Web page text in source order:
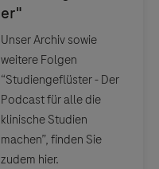
Unser Archiv sowie
weitere Folgen
“Studiengeflüster - Der
Podcast für alle die
klinische Studien
machen”, finden Sie
zudem hier.